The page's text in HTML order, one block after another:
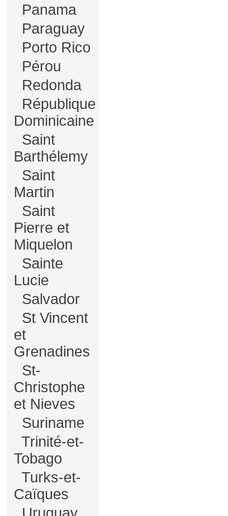
Panama
Paraguay
Porto Rico
Pérou
Redonda
République
Dominicaine
Saint
Barthélemy
Saint
Martin
Saint
Pierre et
Miquelon
Sainte
Lucie
Salvador
St Vincent
et
Grenadines
St-
Christophe
et Nieves
Suriname
Trinité-et-
Tobago
Turks-et-
Caïques